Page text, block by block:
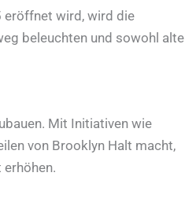
eröffnet wird, wird die
beleuchten und sowohl alte
Mit Initiativen wie
von Brooklyn Halt macht,